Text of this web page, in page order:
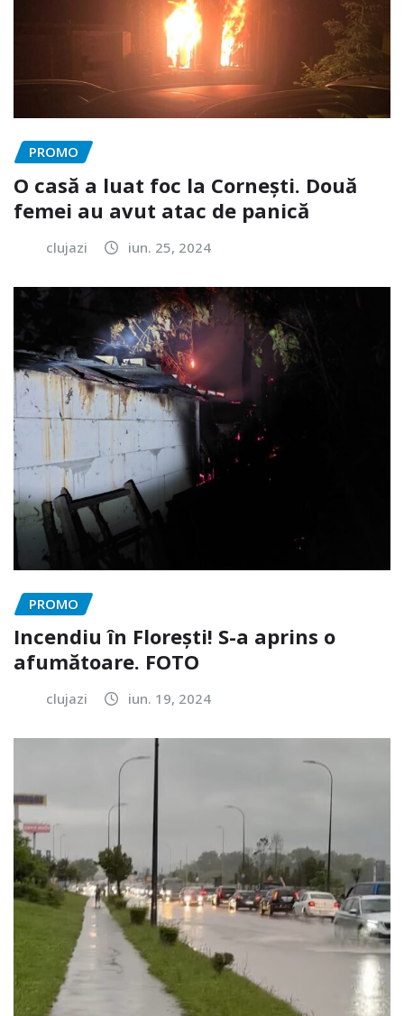
PROMO
O casă a luat foc la Cornești. Două
femei au avut atac de panică
clujazi iun. 25, 2024
PROMO
Incendiu în Florești! S-a aprins o
afumătoare. FOTO
clujazi iun. 19, 2024